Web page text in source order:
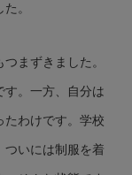
。
まずきました。
す。一方、自分は
たわけです。学校
ついには制服を着